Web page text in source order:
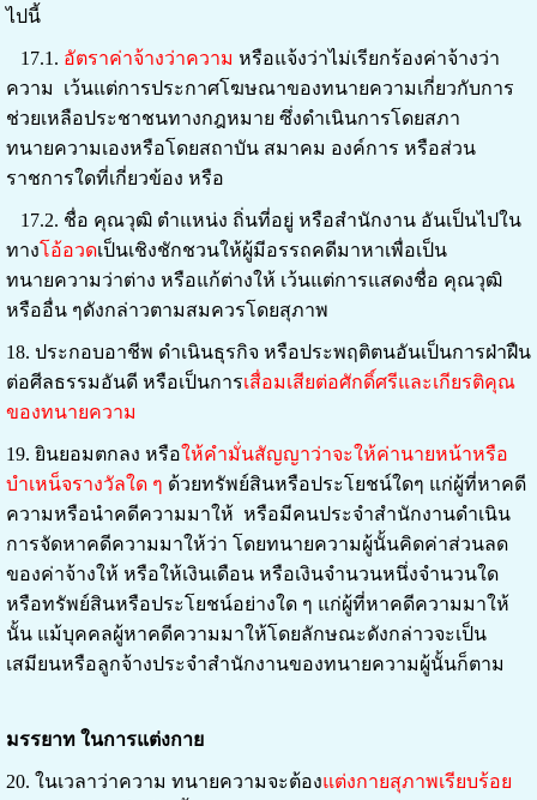
ไปนี้
17.1. อัตราค่าจ้างว่าความ หรือแจ้งว่าไม่เรียกร้องค่าจ้างว่า
ความ เว้นแต่การประกาศโฆษณาของทนายความเกี่ยวกับการ
ช่วยเหลือประชาชนทางกฎหมาย ซึ่งดำเนินการโดยสภา
ทนายความเองหรือโดยสถาบัน สมาคม องค์การ หรือส่วน
ราชการใดที่เกี่ยวข้อง หรือ
17.2. ชื่อ คุณวุฒิ ตำแหน่ง ถิ่นที่อยู่ หรือสำนักงาน อันเป็นไปใน
ทางโอ้อวดเป็นเชิงชักชวนให้ผู้มีอรรถคดีมาหาเพื่อเป็น
ทนายความว่าต่าง หรือแก้ต่างให้ เว้นแต่การแสดงชื่อ คุณวุฒิ
หรืออื่น ๆดังกล่าวตามสมควรโดยสุภาพ
18. ประกอบอาชีพ ดำเนินธุรกิจ หรือประพฤติตนอันเป็นการฝ่าฝืน
ต่อศีลธรรมอันดี หรือเป็นการเสื่อมเสียต่อศักดิ์ศรีและเกียรติคุณ
ของทนายความ
19. ยินยอมตกลง หรือให้คำมั่นสัญญาว่าจะให้ค่านายหน้าหรือ
บำเหน็จรางวัลใด ๆ ด้วยทรัพย์สินหรือประโยชน์ใดๆ แก่ผู้ที่หาคดี
ความหรือนำคดีความมาให้ หรือมีคนประจำสำนักงานดำเนิน
การจัดหาคดีความมาให้ว่า โดยทนายความผู้นั้นคิดค่าส่วนลด
ของค่าจ้างให้ หรือให้เงินเดือน หรือเงินจำนวนหนึ่งจำนวนใด
หรือทรัพย์สินหรือประโยชน์อย่างใด ๆ แก่ผู้ที่หาคดีความมาให้
นั้น แม้บุคคลผู้หาคดีความมาให้โดยลักษณะดังกล่าวจะเป็น
เสมียนหรือลูกจ้างประจำสำนักงานของทนายความผู้นั้นก็ตาม
มรรยาท ในการแต่งกาย
20. ในเวลาว่าความ ทนายความจะต้องแต่งกายสุภาพเรียบร้อย